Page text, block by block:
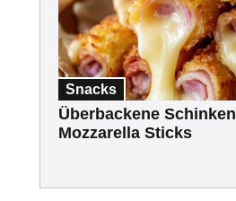
Snacks
Überbackene Schinken
Mozzarella Sticks